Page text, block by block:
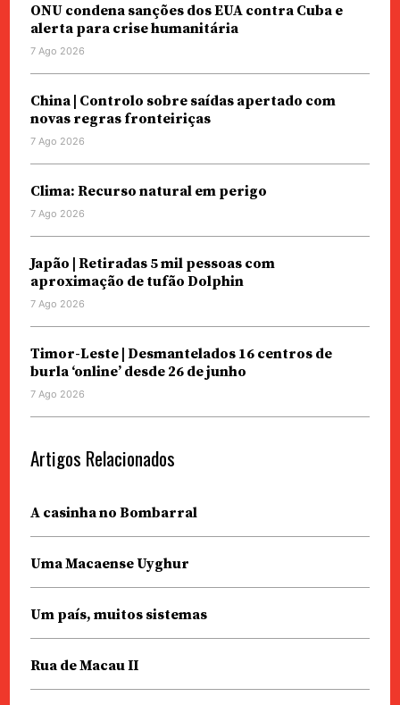
ONU condena sanções dos EUA contra Cuba e
alerta para crise humanitária
7 Ago 2026
China | Controlo sobre saídas apertado com
novas regras fronteiriças
7 Ago 2026
Clima: Recurso natural em perigo
7 Ago 2026
Japão | Retiradas 5 mil pessoas com
aproximação de tufão Dolphin
7 Ago 2026
Timor-Leste | Desmantelados 16 centros de
burla ‘online’ desde 26 de junho
7 Ago 2026
Artigos Relacionados
A casinha no Bombarral
Uma Macaense Uyghur
Um país, muitos sistemas
Rua de Macau II